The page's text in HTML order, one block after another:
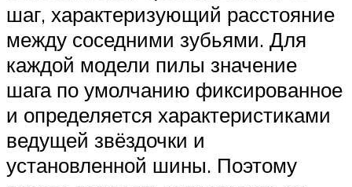
шаг, характеризующий расстояние
между соседними зубьями. Для
каждой модели пилы значение
шага по умолчанию фиксированное
и определяется характеристиками
ведущей звёздочки и
установленной шины. Поэтому